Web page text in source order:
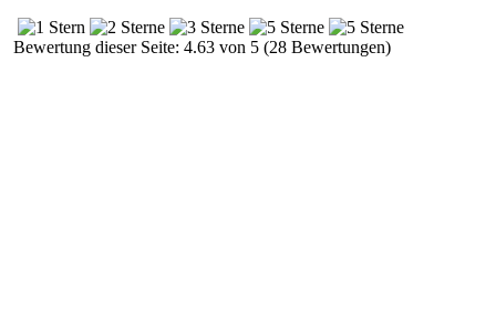
Bewertung dieser Seite: 4.63 von 5 (28 Bewertungen)